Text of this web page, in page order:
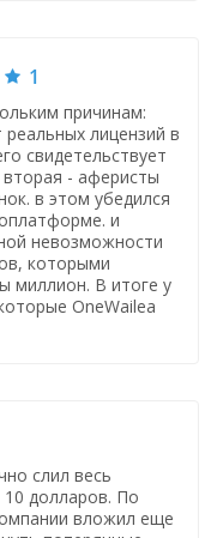
1
причинам:
лицензий в
свидетельствует
- аферисты
в этом убедился
и
невозможности
которыми
миллион. В итоге у
OneWailea
слил весь
10 долларов. По
вложил еще